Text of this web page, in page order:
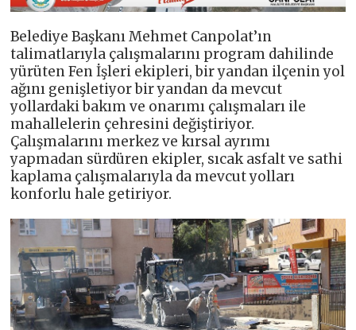
Belediye Başkanı Mehmet Canpolat’ın
talimatlarıyla çalışmalarını program dahilinde
yürüten Fen İşleri ekipleri, bir yandan ilçenin yol
ağını genişletiyor bir yandan da mevcut
yollardaki bakım ve onarımı çalışmaları ile
mahallelerin çehresini değiştiriyor.
Çalışmalarını merkez ve kırsal ayrımı
yapmadan sürdüren ekipler, sıcak asfalt ve sathi
kaplama çalışmalarıyla da mevcut yolları
konforlu hale getiriyor.